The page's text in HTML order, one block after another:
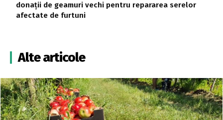
donații de geamuri vechi pentru repararea serelor
afectate de furtuni
Alte articole